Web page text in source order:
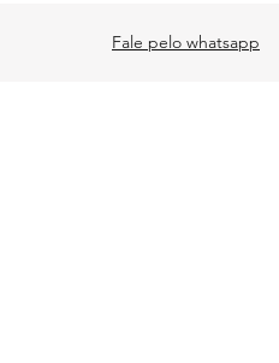
Fale pelo whatsapp